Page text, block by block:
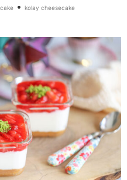
• kolay cheesecake